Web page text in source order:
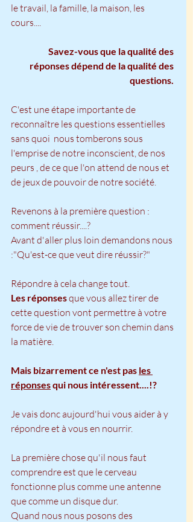
le travail, la famille, la maison, les
cours....
Savez-vous que la qualité des
réponses dépend de la qualité des
questions.
C'est une étape importante de
reconnaître les questions essentielles
sans quoi  nous tomberons sous
l'emprise de notre inconscient, de nos
peurs , de ce que l'on attend de nous et
de jeux de pouvoir de notre société.
Revenons à la première question :
comment réussir....?
Avant d'aller plus loin demandons nous
:"Qu'est-ce que veut dire réussir?"
Répondre à cela change tout.
Les réponses que vous allez tirer de
cette question vont permettre à votre
force de vie de trouver son chemin dans
la matière.
Mais bizarrement ce n'est pas les
réponses qui nous intéressent....!?
Je vais donc aujourd'hui vous aider à y
répondre et à vous en nourrir.
La première chose qu'il nous faut
comprendre est que le cerveau
fonctionne plus comme une antenne
que comme un disque dur.
Quand nous nous posons des